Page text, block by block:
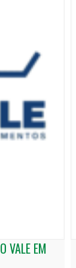
VALE EM